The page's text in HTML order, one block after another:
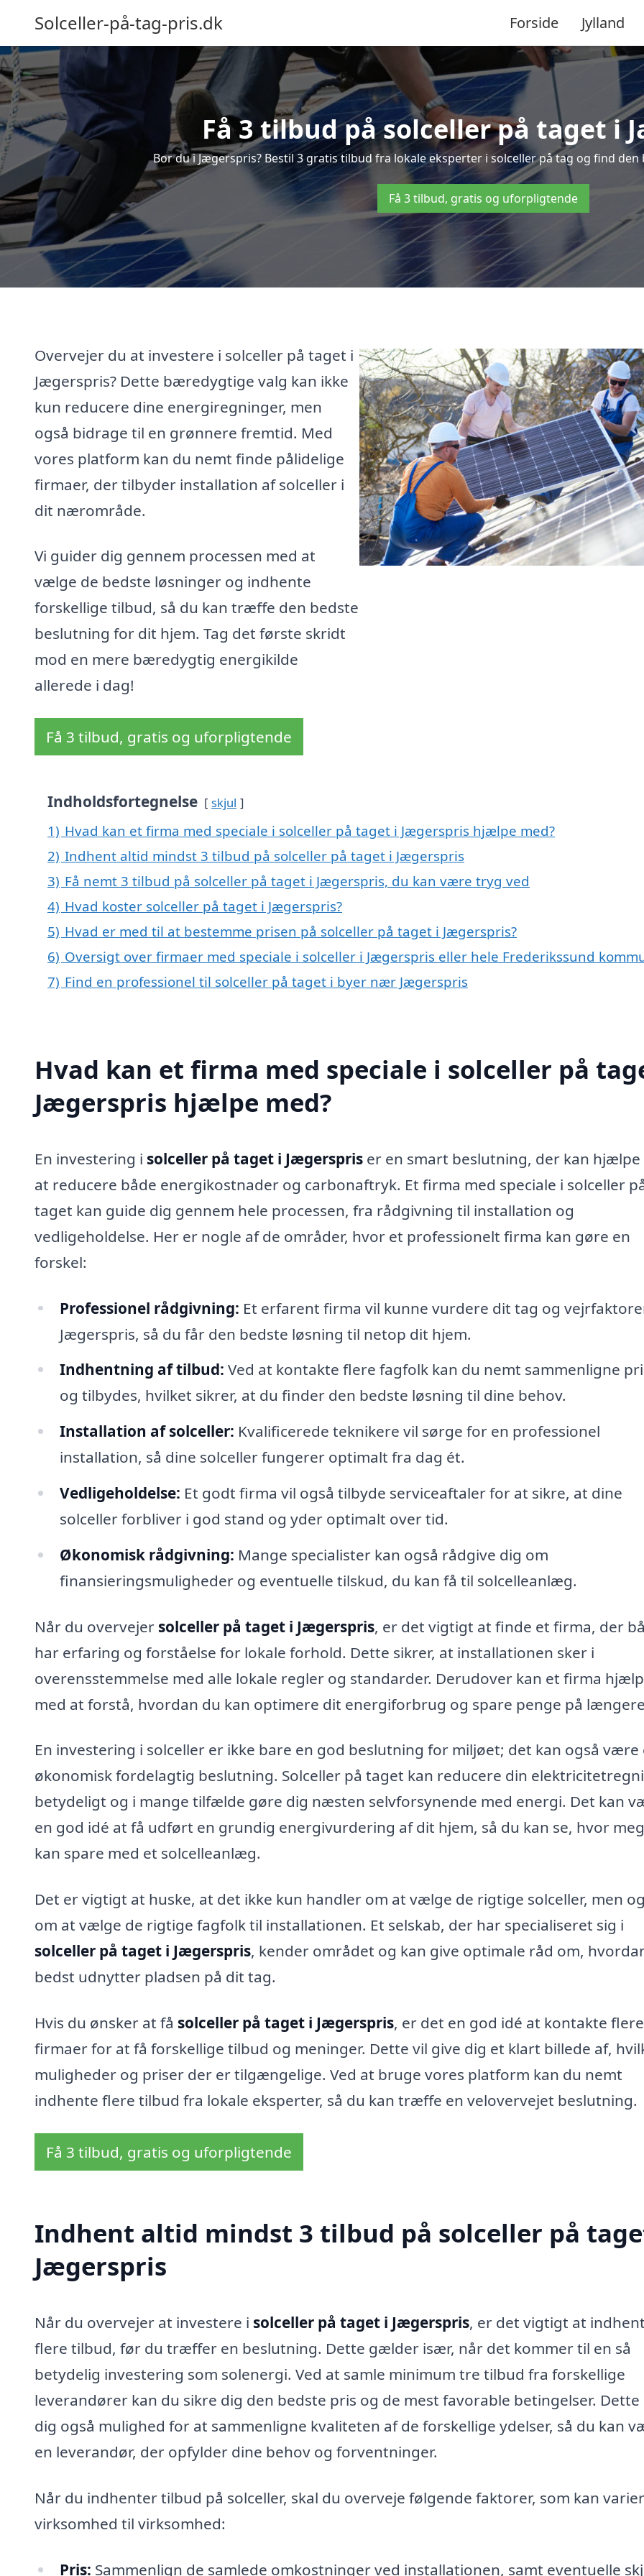
Solceller-på-tag-pris.dk Forside Jylland
Få 3 tilbud på solceller på taget i
Bor du i Jægerspris? Bestil 3 gratis tilbud fra lokale eksperter i solceller på tag og find
Få 3 tilbud, gratis og uforpligtende
Overvejer du at investere i solceller på taget i
Jægerspris? Dette bæredygtige valg kan ikke
kun reducere dine energiregninger, men
også bidrage til en grønnere fremtid. Med
vores platform kan du nemt finde pålidelige
firmaer, der tilbyder installation af solceller i
dit nærområde.
Vi guider dig gennem processen med at
vælge de bedste løsninger og indhente
forskellige tilbud, så du kan træffe den bedste
beslutning for dit hjem. Tag det første skridt
mod en mere bæredygtig energikilde
allerede i dag!
Få 3 tilbud, gratis og uforpligtende
Indholdsfortegnelse skjul
1) Hvad kan et firma med speciale i solceller på taget i Jægerspris hjælpe med?
2) Indhent altid mindst 3 tilbud på solceller på taget i Jægerspris
3) Få nemt 3 tilbud på solceller på taget i Jægerspris, du kan være tryg ved
4) Hvad koster solceller på taget i Jægerspris?
5) Hvad er med til at bestemme prisen på solceller på taget i Jægerspris?
6) Oversigt over firmaer med speciale i solceller i Jægerspris eller hele Frederikssund
7) Find en professionel til solceller på taget i byer nær Jægerspris
Hvad kan et firma med speciale i solceller på
Jægerspris hjælpe med?
En investering i solceller på taget i Jægerspris er en smart beslutning, der kan hjælpe
at reducere både energikostnader og carbonaftryk. Et firma med speciale i solceller
taget kan guide dig gennem hele processen, fra rådgivning til installation og
vedligeholdelse. Her er nogle af de områder, hvor et professionelt firma kan gøre en
forskel:
Professionel rådgivning: Et erfarent firma vil kunne vurdere dit tag og
Jægerspris, så du får den bedste løsning til netop dit hjem.
Indhentning af tilbud: Ved at kontakte flere fagfolk kan du nemt sammenligne
og tilbydes, hvilket sikrer, at du finder den bedste løsning til dine behov.
Installation af solceller: Kvalificerede teknikere vil sørge for en professionel
installation, så dine solceller fungerer optimalt fra dag ét.
Vedligeholdelse: Et godt firma vil også tilbyde serviceaftaler for at sikre, at dine
solceller forbliver i god stand og yder optimalt over tid.
Økonomisk rådgivning: Mange specialister kan også rådgive dig om
finansieringsmuligheder og eventuelle tilskud, du kan få til solcelleanlæg.
Når du overvejer solceller på taget i Jægerspris, er det vigtigt at finde et firma, der
har erfaring og forståelse for lokale forhold. Dette sikrer, at installationen sker i
overensstemmelse med alle lokale regler og standarder. Derudover kan et firma
med at forstå, hvordan du kan optimere dit energiforbrug og spare penge på
En investering i solceller er ikke bare en god beslutning for miljøet; det kan også være
økonomisk fordelagtig beslutning. Solceller på taget kan reducere din
betydeligt og i mange tilfælde gøre dig næsten selvforsynende med energi. Det kan
en god idé at få udført en grundig energivurdering af dit hjem, så du kan se, hvor
kan spare med et solcelleanlæg.
Det er vigtigt at huske, at det ikke kun handler om at vælge de rigtige solceller, men
om at vælge de rigtige fagfolk til installationen. Et selskab, der har specialiseret sig i
solceller på taget i Jægerspris, kender området og kan give optimale råd om,
bedst udnytter pladsen på dit tag.
Hvis du ønsker at få solceller på taget i Jægerspris, er det en god idé at kontakte flere
firmaer for at få forskellige tilbud og meninger. Dette vil give dig et klart billede af,
muligheder og priser der er tilgængelige. Ved at bruge vores platform kan du nemt
indhente flere tilbud fra lokale eksperter, så du kan træffe en velovervejet beslutning.
Få 3 tilbud, gratis og uforpligtende
Indhent altid mindst 3 tilbud på solceller på
Jægerspris
Når du overvejer at investere i solceller på taget i Jægerspris, er det vigtigt at
flere tilbud, før du træffer en beslutning. Dette gælder især, når det kommer til en så
betydelig investering som solenergi. Ved at samle minimum tre tilbud fra forskellige
leverandører kan du sikre dig den bedste pris og de mest favorable betingelser.
dig også mulighed for at sammenligne kvaliteten af de forskellige ydelser, så du kan
en leverandør, der opfylder dine behov og forventninger.
Når du indhenter tilbud på solceller, skal du overveje følgende faktorer, som kan
virksomhed til virksomhed:
Pris: Sammenlign de samlede omkostninger ved installationen, samt eventuelle